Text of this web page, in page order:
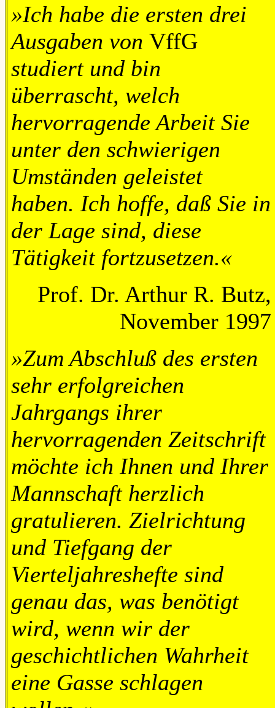
»Ich habe die ersten drei
Ausgaben von VffG
studiert und bin
überrascht, welch
hervorragende Arbeit Sie
unter den schwierigen
Umständen geleistet
haben. Ich hoffe, daß Sie in
der Lage sind, diese
Tätigkeit fortzusetzen.«
Prof. Dr. Arthur R. Butz,
November 1997
»Zum Abschluß des ersten
sehr erfolgreichen
Jahrgangs ihrer
hervorragenden Zeitschrift
möchte ich Ihnen und Ihrer
Mannschaft herzlich
gratulieren. Zielrichtung
und Tiefgang der
Vierteljahreshefte sind
genau das, was benötigt
wird, wenn wir der
geschichtlichen Wahrheit
eine Gasse schlagen